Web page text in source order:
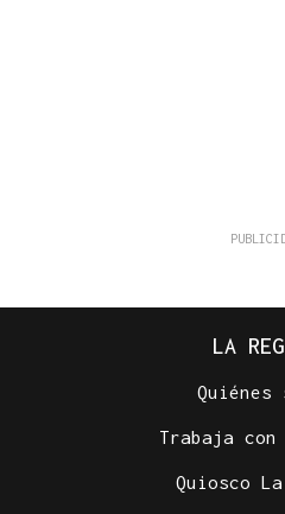
LA
Quiénes
Trabaja con
Quiosco